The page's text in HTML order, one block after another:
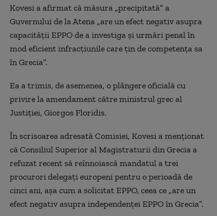
Kovesi a afirmat că măsura „precipitată” a
Guvernului de la Atena „are un efect negativ asupra
capacității EPPO de a investiga și urmări penal în
mod eficient infracțiunile care țin de competența sa
în Grecia”.
Ea a trimis, de asemenea, o plângere oficială cu
privire la amendament către ministrul grec al
Justiției, Giorgos Floridis.
În scrisoarea adresată Comisiei, Kovesi a menționat
că Consiliul Superior al Magistraturii din Grecia a
refuzat recent să reînnoiască mandatul a trei
procurori delegați europeni pentru o perioadă de
cinci ani, așa cum a solicitat EPPO, ceea ce „are un
efect negativ asupra independenței EPPO în Grecia”.